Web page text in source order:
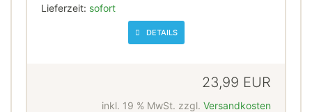
Lieferzeit: sofort
DETAILS
23,99 EUR
inkl. 19 % MwSt. zzgl. Versandkosten